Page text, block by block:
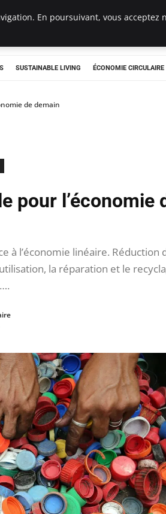
SUSTAINABLE LIVING ÉCONOMIE CIRCULAIRE
de demain
pour l’économie
à l’économie linéaire. Réduction
la réparation et le
En poursuivant, vous